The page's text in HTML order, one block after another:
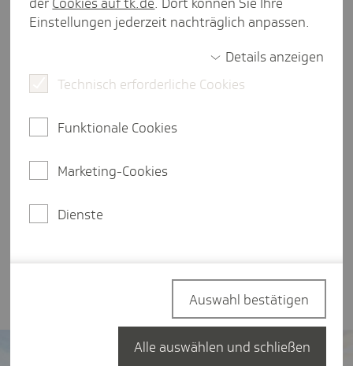
rungen - neue Regie­rung vor
großen Aufgaben
Die spannende Bundestagswahl vom 23. Februar
dieses Jahres schaffte Tatsachen, die bereits im
Verlauf des Abends eine Schwarz-Rote Koalition
als sehr wahrscheinliche Regierungsoption
Sondierungsphase folgte die Phase intensiver
3 Minuten Lesezeit
der Cookies auf tk.de. Dort können Sie Ihre
Einstellungen jederzeit nachträglich anpassen.
Details anzeigen
Technisch erforderliche Cookies
Funktionale Cookies
Marketing-Cookies
Dienste
Auswahl bestätigen
Alle auswählen und schließen